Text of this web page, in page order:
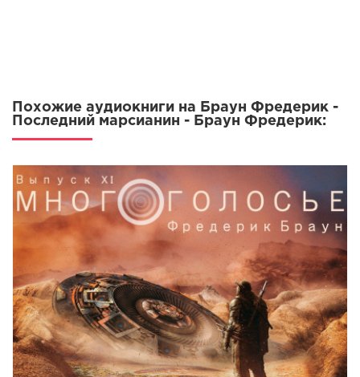
Похожие аудиокниги на Браун Фредерик -
Последний марсианин - Браун Фредерик: